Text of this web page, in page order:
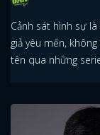
Cảnh sát hình sự
giả yêu mến,
tên qua những